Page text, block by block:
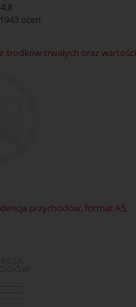
1943 ocen
środków trwałych oraz wartości
przychodów, format A5,